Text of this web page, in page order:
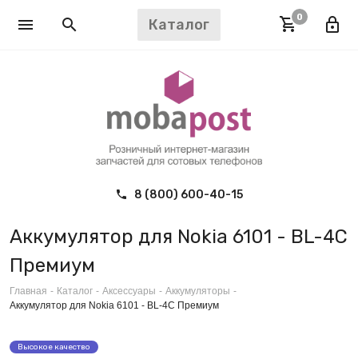
Каталог 0
8 (800) 600-40-15
Аккумулятор для Nokia 6101 - BL-4C
Премиум
Главная - Каталог - Аксессуары - Аккумуляторы -
Аккумулятор для Nokia 6101 - BL-4C Премиум
Высокое качество